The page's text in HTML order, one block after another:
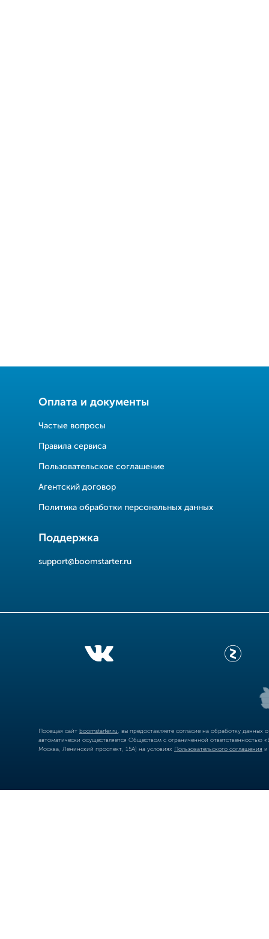
Оплата и документы
Частые вопросы
Правила сервиса
Пользовательское соглашение
Агентский договор
Политика обработки персональных данных
Поддержка
support@boomstarter.ru
Посещая сайт boomstarter.ru , вы предоставляете согласие на обработку
автоматически осуществляется Обществом с ограниченной
Москва, Ленинский проспект, 15А) на условиях Пользовательского соглашения и